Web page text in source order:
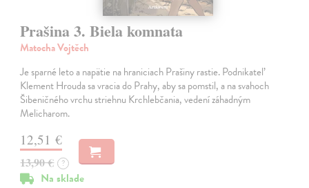
Prašina 3. Biela komnata
Matocha Vojtěch
Je sparné leto a napätie na hraniciach Prašiny rastie. Podnikateľ
Klement Hrouda sa vracia do Prahy, aby sa pomstil, a na svahoch
Šibeničného vrchu striehnu Krchlebčania, vedení záhadným
Melicharom.
12,51 €
13,90 € ?
Na sklade